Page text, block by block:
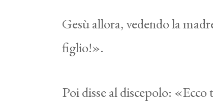
Gesù allora, vedendo la
figlio!».
Poi disse al discepolo: